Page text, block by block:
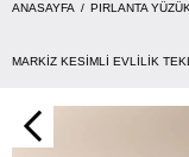
ANASAYFA PIRLANTA
MARKIZ KESIMLI EVLILIK